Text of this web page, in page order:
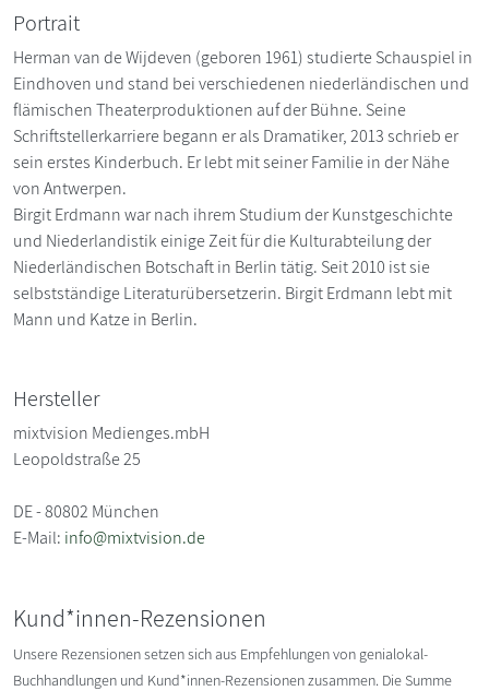
Portrait
Herman van de Wijdeven (geboren 1961) studierte Schauspiel in
Eindhoven und stand bei verschiedenen niederländischen und
flämischen Theaterproduktionen auf der Bühne. Seine
Schriftstellerkarriere begann er als Dramatiker, 2013 schrieb er
sein erstes Kinderbuch. Er lebt mit seiner Familie in der Nähe
von Antwerpen.
Birgit Erdmann war nach ihrem Studium der Kunstgeschichte
und Niederlandistik einige Zeit für die Kulturabteilung der
Niederländischen Botschaft in Berlin tätig. Seit 2010 ist sie
selbstständige Literaturübersetzerin. Birgit Erdmann lebt mit
Mann und Katze in Berlin.
Hersteller
mixtvision Medienges.mbH
Leopoldstraße 25
DE - 80802 München
E-Mail: info@mixtvision.de
Kund*innen-Rezensionen
Unsere Rezensionen setzen sich aus Empfehlungen von genialokal-
Buchhandlungen und Kund*innen-Rezensionen zusammen. Die Summe